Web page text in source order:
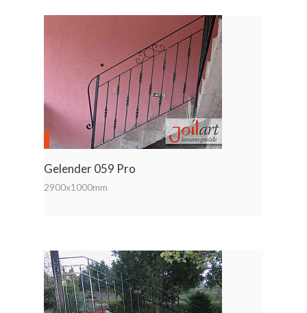
Gelender 059 Pro
2900x1000mm